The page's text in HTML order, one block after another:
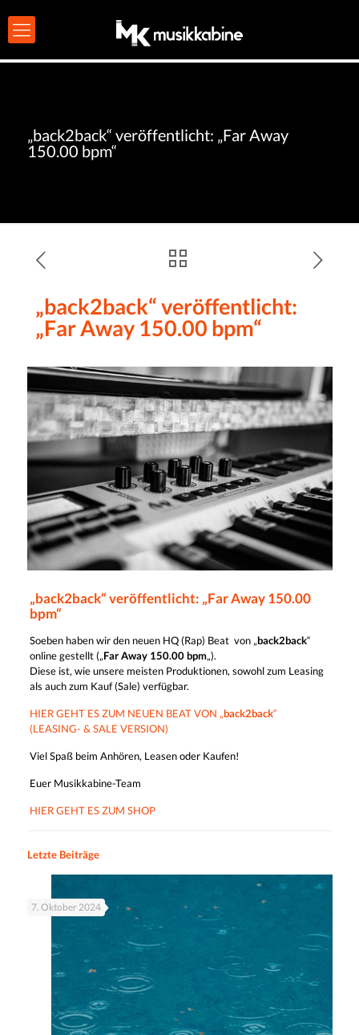
„back2back“ veröffentlicht: „Far Away
150.00 bpm“
„back2back“ veröffentlicht:
„Far Away 150.00 bpm“
„back2back“ veröffentlicht: „Far Away 150.00
bpm“
Soeben haben wir den neuen HQ (Rap) Beat von „back2back“
online gestellt („Far Away 150.00 bpm„).
Diese ist, wie unsere meisten Produktionen, sowohl zum Leasing
als auch zum Kauf (Sale) verfügbar.
HIER GEHT ES ZUM NEUEN BEAT VON „back2back“
(LEASING- & SALE VERSION)
Viel Spaß beim Anhören, Leasen oder Kaufen!
Euer Musikkabine-Team
HIER GEHT ES ZUM SHOP
Letzte Beiträge
7. Oktober 2024